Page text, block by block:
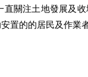
關注土地發展及
置的的居民及作業